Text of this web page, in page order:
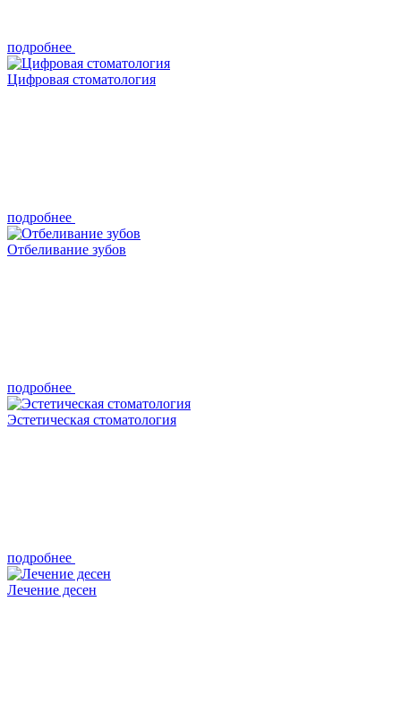
подробнее
Цифровая стоматология
подробнее
Отбеливание зубов
подробнее
Эстетическая стоматология
подробнее
Лечение десен